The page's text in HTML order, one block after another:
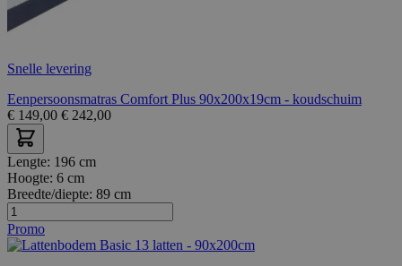
Snelle levering
Eenpersoonsmatras Comfort Plus 90x200x19cm - koudschuim
€ 149,00 € 242,00
Lengte: 196 cm
Hoogte: 6 cm
Breedte/diepte: 89 cm
Promo